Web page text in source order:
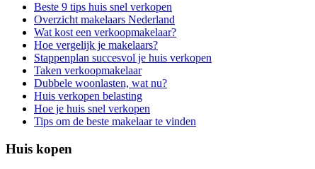
Beste 9 tips huis snel verkopen
Overzicht makelaars Nederland
Wat kost een verkoopmakelaar?
Hoe vergelijk je makelaars?
Stappenplan succesvol je huis verkopen
Taken verkoopmakelaar
Dubbele woonlasten, wat nu?
Huis verkopen belasting
Hoe je huis snel verkopen
Tips om de beste makelaar te vinden
Huis kopen